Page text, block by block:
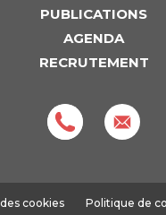
PUBLICATIONS
AGENDA
RECRUTEMENT
cookies Politique de